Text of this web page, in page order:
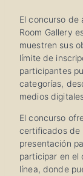
El concurso de
Room Gallery
muestren sus
límite de
participantes
categorías,
medios
El concurso
certificados de
presentación
participar en el
línea, donde